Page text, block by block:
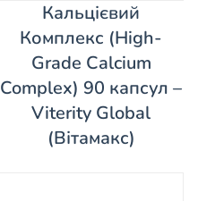
Кальцієвий
Комплекс (High-
Grade Calcium
Complex) 90 капсул –
Viterity Global
(Вітамакс)